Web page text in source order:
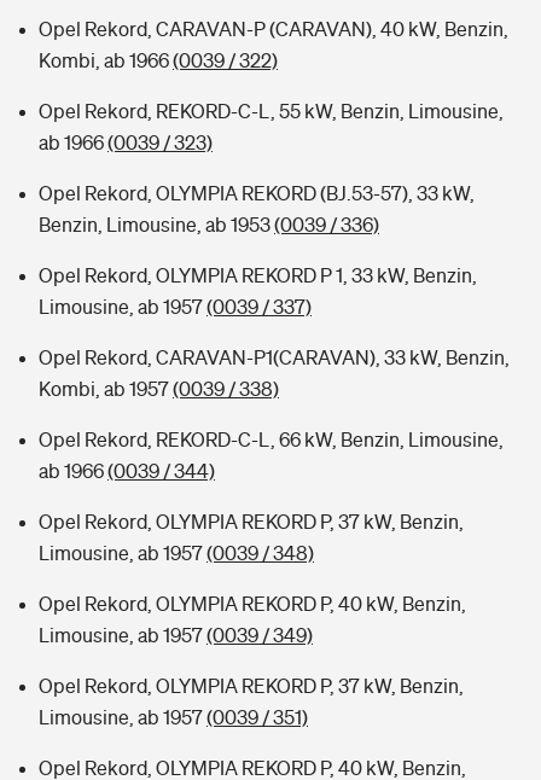
Opel Rekord, CARAVAN-P (CARAVAN), 40 kW, Benzin,
Kombi, ab 1966(0039 / 322)
Opel Rekord, REKORD-C-L, 55 kW, Benzin, Limousine,
ab 1966(0039 / 323)
Opel Rekord, OLYMPIA REKORD (BJ.53-57), 33 kW,
Benzin, Limousine, ab 1953(0039 / 336)
Opel Rekord, OLYMPIA REKORD P 1, 33 kW, Benzin,
Limousine, ab 1957(0039 / 337)
Opel Rekord, CARAVAN-P1(CARAVAN), 33 kW, Benzin,
Kombi, ab 1957(0039 / 338)
Opel Rekord, REKORD-C-L, 66 kW, Benzin, Limousine,
ab 1966(0039 / 344)
Opel Rekord, OLYMPIA REKORD P, 37 kW, Benzin,
Limousine, ab 1957(0039 / 348)
Opel Rekord, OLYMPIA REKORD P, 40 kW, Benzin,
Limousine, ab 1957(0039 / 349)
Opel Rekord, OLYMPIA REKORD P, 37 kW, Benzin,
Limousine, ab 1957(0039 / 351)
Opel Rekord, OLYMPIA REKORD P, 40 kW, Benzin,